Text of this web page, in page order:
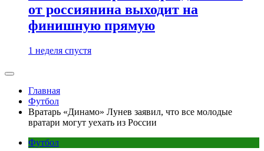
от россиянина выходит на
финишную прямую
1 неделя спустя
Главная
Футбол
Вратарь «Динамо» Лунев заявил, что все молодые
вратари могут уехать из России
Футбол